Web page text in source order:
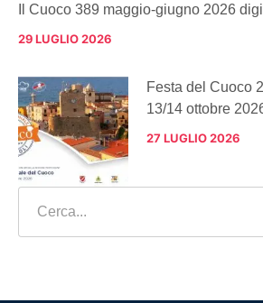
Il Cuoco 389 maggio-giugno 2026
29 LUGLIO 2026
Festa del Cuoco
13/14 ottobre
27 LUGLIO 2026